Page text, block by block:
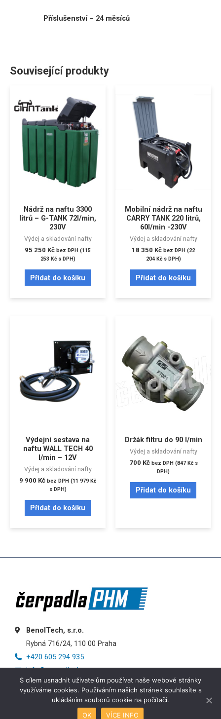
Příslušenství – 24 měsíců
Související produkty
Nádrž na naftu 3300
litrů – G-TANK 72l/min,
230V
Výdej a skladování nafty
95 250 Kč bez DPH (115
253 Kčs DPH)
Přidat do košíku
Mobilní nádrž na naftu
CARRY TANK 220 litrů,
60l/min -230V
Výdej a skladování nafty
18 350 Kč bez DPH (22
204 Kčs DPH)
Přidat do košíku
Výdejní sestava na
naftu WALL TECH 40
l/min – 12V
Výdej a skladování nafty
9 900 Kč bez DPH (11 979 Kč
s DPH)
Přidat do košíku
Držák filtru do 90 l/min
Výdej a skladování nafty
700 Kč bez DPH (847 Kčs
DPH)
Přidat do košíku
BenolTech, s.r.o.
Rybná 716/24, 110 00 Praha
+420 605 294 935
info@cerpadlaphm.cz
S cílem usnadnit uživatelům používat naše webové stránky
využíváme cookies. Používáním našich stránek souhlasíte s
ukládáním souborů cookie na počítači.
OK
VÍCE INFO